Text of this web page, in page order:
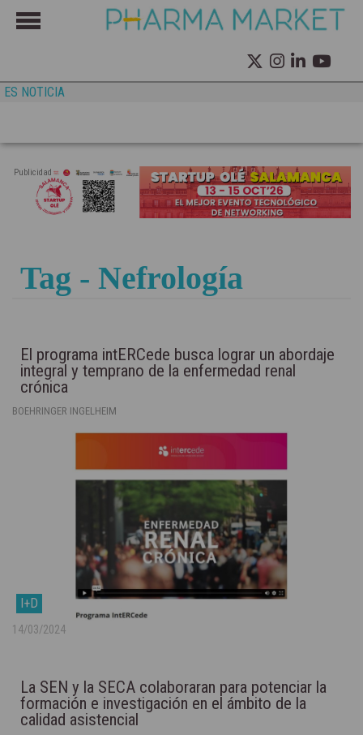
ES NOTICIA
Publicidad
Tag - Nefrología
El programa intERCede busca lograr un abordaje
integral y temprano de la enfermedad renal
crónica
BOEHRINGER INGELHEIM
I+D
14/03/2024
La SEN y la SECA colaboraran para potenciar la
formación e investigación en el ámbito de la
calidad asistencial